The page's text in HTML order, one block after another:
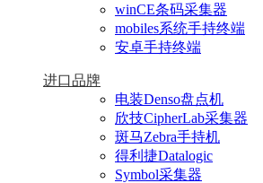
winCE条码采集器
mobiles系统手持终端
安卓手持终端
进口品牌
电装Denso盘点机
欣技CipherLab采集器
斑马Zebra手持机
得利捷Datalogic
Symbol采集器